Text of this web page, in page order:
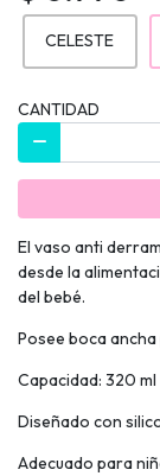
CELESTE
CANTIDAD
El vaso anti
desde la
del bebé.
Posee boca
Capacidad: 320 ml
Diseñado con
Adecuado para